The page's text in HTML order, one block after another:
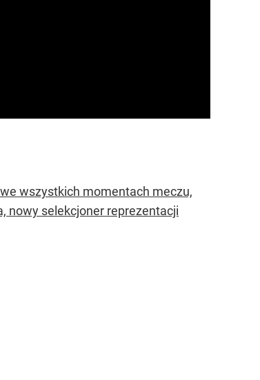
wszystkich momentach meczu,
nowy selekcjoner reprezentacji